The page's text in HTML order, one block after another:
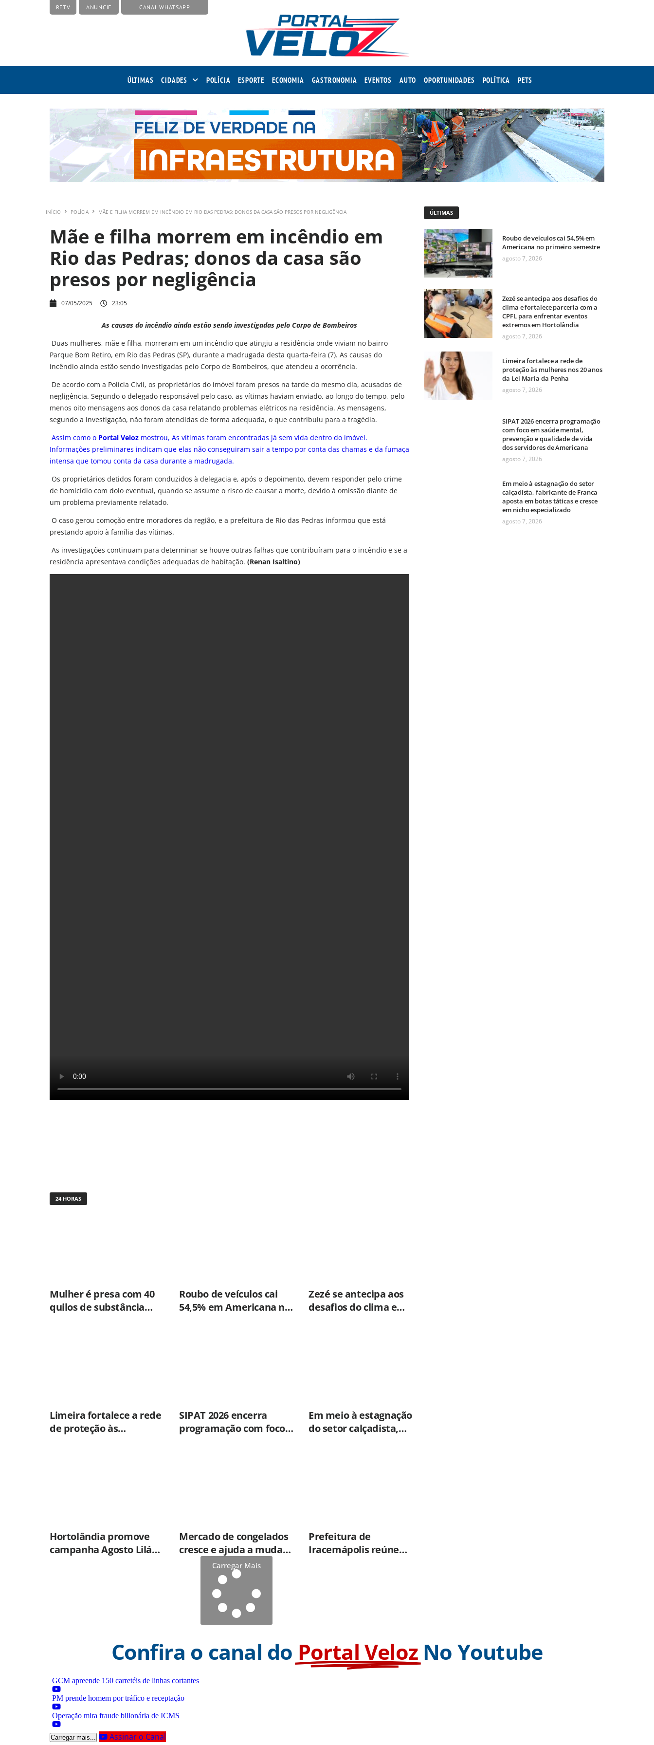
RFTV ANUNCIE CANAL WHATSAPP
ÚLTIMAS CIDADES POLÍCIA ESPORTE ECONOMIA GASTRONOMIA EVENTOS AUTO OPORTUNIDADES POLÍTICA PETS
INÍCIO POLÍCIA MÃE E FILHA MORREM EM INCÊNDIO EM RIO DAS PEDRAS; DONOS DA CASA SÃO PRESOS POR NEGLIGÊNCIA
Mãe e filha morrem em incêndio em
Rio das Pedras; donos da casa são
presos por negligência
07/05/2025 23:05
As causas do incêndio ainda estão sendo investigadas pelo Corpo de Bombeiros
Duas mulheres, mãe e filha, morreram em um incêndio que atingiu a residência onde viviam no bairro
Parque Bom Retiro, em Rio das Pedras (SP), durante a madrugada desta quarta-feira (7). As causas do
incêndio ainda estão sendo investigadas pelo Corpo de Bombeiros, que atendeu a ocorrência.
De acordo com a Polícia Civil, os proprietários do imóvel foram presos na tarde do mesmo dia, acusados de
negligência. Segundo o delegado responsável pelo caso, as vítimas haviam enviado, ao longo do tempo, pelo
menos oito mensagens aos donos da casa relatando problemas elétricos na residência. As mensagens,
segundo a investigação, não foram atendidas de forma adequada, o que contribuiu para a tragédia.
Assim como o Portal Veloz mostrou, As vítimas foram encontradas já sem vida dentro do imóvel.
Informações preliminares indicam que elas não conseguiram sair a tempo por conta das chamas e da fumaça
intensa que tomou conta da casa durante a madrugada.
Os proprietários detidos foram conduzidos à delegacia e, após o depoimento, devem responder pelo crime
de homicídio com dolo eventual, quando se assume o risco de causar a morte, devido à omissão diante de
um problema previamente relatado.
O caso gerou comoção entre moradores da região, e a prefeitura de Rio das Pedras informou que está
prestando apoio à família das vítimas.
As investigações continuam para determinar se houve outras falhas que contribuíram para o incêndio e se a
residência apresentava condições adequadas de habitação. (Renan Isaltino)
ÚLTIMAS
Roubo de veículos cai 54,5% em
Americana no primeiro semestre
agosto 7, 2026
Zezé se antecipa aos desafios do
clima e fortalece parceria com a
CPFL para enfrentar eventos
extremos em Hortolândia
agosto 7, 2026
Limeira fortalece a rede de
proteção às mulheres nos 20 anos
da Lei Maria da Penha
agosto 7, 2026
SIPAT 2026 encerra programação
com foco em saúde mental,
prevenção e qualidade de vida
dos servidores de Americana
agosto 7, 2026
Em meio à estagnação do setor
calçadista, fabricante de Franca
aposta em botas táticas e cresce
em nicho especializado
agosto 7, 2026
24 HORAS
Mulher é presa com 40
quilos de substância
Roubo de veículos cai
54,5% em Americana no
Zezé se antecipa aos
desafios do clima e
Limeira fortalece a rede
de proteção às
SIPAT 2026 encerra
programação com foco
Em meio à estagnação
do setor calçadista,
Hortolândia promove
campanha Agosto Lilás
Mercado de congelados
cresce e ajuda a mudar
percepção sobre
qualidade dos alimentos
prontos
Prefeitura de
Iracemápolis reúne
Carregar Mais
Confira o canal do Portal Veloz No Youtube
GCM apreende 150 carretéis de linhas cortantes
PM prende homem por tráfico e receptação
Operação mira fraude bilionária de ICMS
Carregar mais... Assinar o Canal